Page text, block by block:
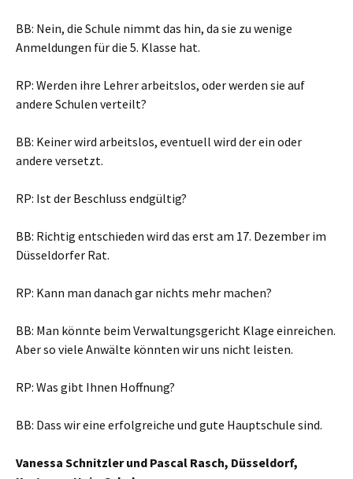
BB: Nein, die Schule nimmt das hin, da sie zu wenige
Anmeldungen für die 5. Klasse hat.
RP: Werden ihre Lehrer arbeitslos, oder werden sie auf
andere Schulen verteilt?
BB: Keiner wird arbeitslos, eventuell wird der ein oder
andere versetzt.
RP: Ist der Beschluss endgültig?
BB: Richtig entschieden wird das erst am 17. Dezember im
Düsseldorfer Rat.
RP: Kann man danach gar nichts mehr machen?
BB: Man könnte beim Verwaltungsgericht Klage einreichen.
Aber so viele Anwälte könnten wir uns nicht leisten.
RP: Was gibt Ihnen Hoffnung?
BB: Dass wir eine erfolgreiche und gute Hauptschule sind.
Vanessa Schnitzler und Pascal Rasch, Düsseldorf,